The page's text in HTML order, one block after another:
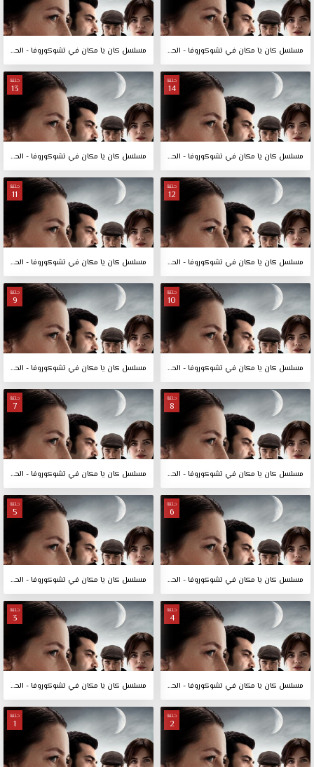
مسلسل كان يا مكان في تشوكوروفا - الحلقة 16 مسلسل كان يا مكان في تشوكوروفا - الحلقة 15
حلقة
14
مسلسل كان يا مكان في تشوكوروفا - الحلقة 14
حلقة
13
مسلسل كان يا مكان في تشوكوروفا - الحلقة 13
حلقة
12
مسلسل كان يا مكان في تشوكوروفا - الحلقة 12
حلقة
11
مسلسل كان يا مكان في تشوكوروفا - الحلقة 11
حلقة
10
مسلسل كان يا مكان في تشوكوروفا - الحلقة 10
حلقة
9
مسلسل كان يا مكان في تشوكوروفا - الحلقة 9
حلقة
8
مسلسل كان يا مكان في تشوكوروفا - الحلقة 8
حلقة
7
مسلسل كان يا مكان في تشوكوروفا - الحلقة 7
حلقة
6
مسلسل كان يا مكان في تشوكوروفا - الحلقة 6
حلقة
5
مسلسل كان يا مكان في تشوكوروفا - الحلقة 5
حلقة
4
مسلسل كان يا مكان في تشوكوروفا - الحلقة 4
حلقة
3
مسلسل كان يا مكان في تشوكوروفا - الحلقة 3
حلقة
2
حلقة
1